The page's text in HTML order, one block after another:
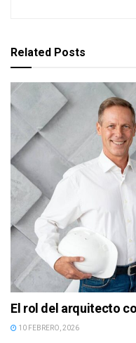
Related Posts
El rol del arquitecto
10 FEBRERO, 2026